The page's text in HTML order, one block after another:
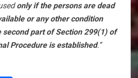
only if the persons are dead
or any other condition
second part of Section 299(1) of
Procedure is established.”